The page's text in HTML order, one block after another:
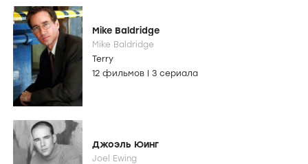
Mike Baldridge
Mike Baldridge
Terry
12 фильмов
3 сериала
Джоэль Юинг
Joel Ewing